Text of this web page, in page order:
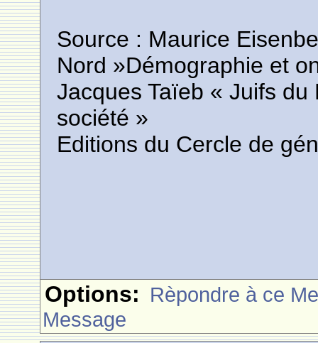
Source : Maurice
Nord »Démographie et
Jacques Taïeb « Juifs
société »
Editions du Cercle de
Options: Rèpondre à ce
Message